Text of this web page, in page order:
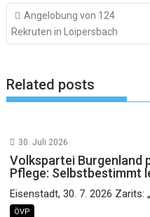
Beitragsnavigation
Angelobung von 124
Rekruten in Loipersbach
Related posts
30. Juli 2026
Volkspartei Burgenland
Pflege: Selbstbestimmt
Eisenstadt, 30. 7. 2026 Zarits:
ÖVP